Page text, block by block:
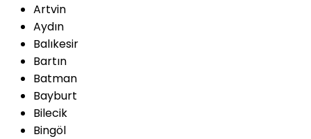
Artvin
Aydın
Balıkesir
Bartın
Batman
Bayburt
Bilecik
Bingöl